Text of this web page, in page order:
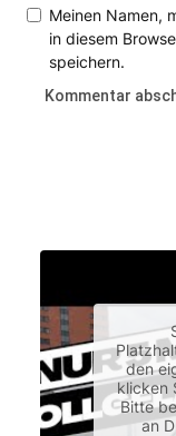
Meinen Namen,
in diesem
speichern.
den
klicken
Bitte
an